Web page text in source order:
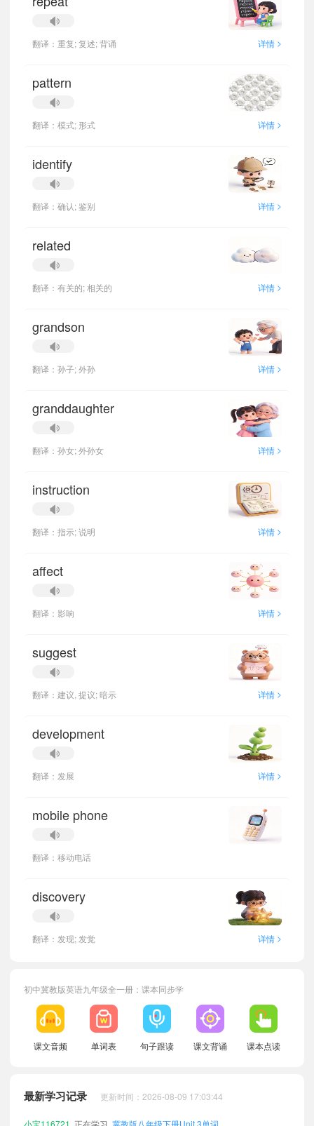
翻译：重复; 复述; 背诵 详情 >
pattern
翻译：模式; 形式 详情 >
identify
翻译：确认; 鉴别 详情 >
related
翻译：有关的; 相关的 详情 >
grandson
翻译：孙子; 外孙 详情 >
granddaughter
翻译：孙女; 外孙女 详情 >
instruction
翻译：指示; 说明 详情 >
affect
翻译：影响 详情 >
suggest
翻译：建议, 提议; 暗示 详情 >
development
翻译：发展 详情 >
mobile phone
翻译：移动电话
discovery
翻译：发现; 发觉 详情 >
初中冀教版英语九年级全一册：课本同步学
课文音频 单词表 句子跟读 课文背诵 课本点读
最新学习记录 更新时间：2026-08-09 17:03:44
小宝255470 正在学习
冀教版八年级下册Unit 5单词
小宝935518
正在学习 冀教版八年级上册Unit 8单词
小宝116721 正在学习 冀教版八年级下册Unit 3单词